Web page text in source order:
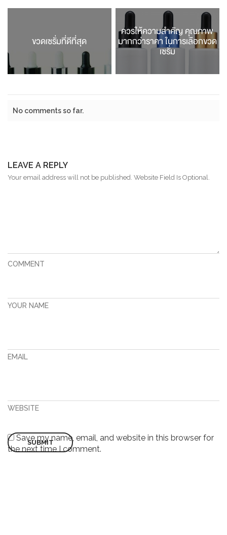
ควรให้ความสำคัญ คุณภาพ
มากกว่าราคา ในการเลือกขวด
เซรั่ม
ขวดเซรั่มที่ดีที่สุด
No comments so far.
LEAVE A REPLY
Your email address will not be published. Website Field Is Optional.
COMMENT
YOUR NAME
EMAIL
WEBSITE
Save my name, email, and website in this browser for
the next time I comment.